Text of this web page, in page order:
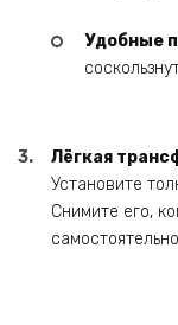
Удобные
Лёгкая
Установите
Снимите его,